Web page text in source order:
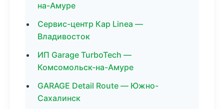
на-Амуре
Сервис-центр Кар Linea —
Владивосток
ИП Garage TurboTech —
Комсомольск-на-Амуре
GARAGE Detail Route — Южно-
Сахалинск